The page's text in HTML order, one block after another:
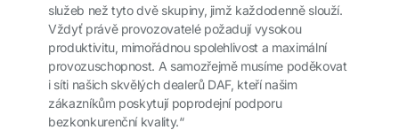
služeb než tyto dvě skupiny, jimž každodenně slouží.
Vždyť právě provozovatelé požadují vysokou
produktivitu, mimořádnou spolehlivost a maximální
provozuschopnost. A samozřejmě musíme poděkovat
i síti našich skvělých dealerů DAF, kteří našim
zákazníkům poskytují poprodejní podporu
bezkonkurenční kvality.“